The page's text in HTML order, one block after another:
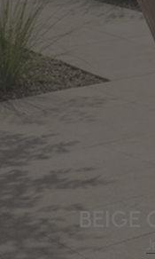
BEIGE